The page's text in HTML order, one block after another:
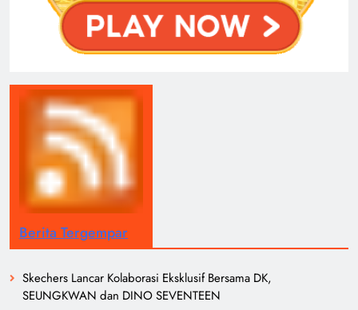
Berita Tergempar
Skechers Lancar Kolaborasi Eksklusif Bersama DK,
SEUNGKWAN dan DINO SEVENTEEN